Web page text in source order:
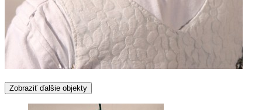
Zobraziť ďalšie objekty